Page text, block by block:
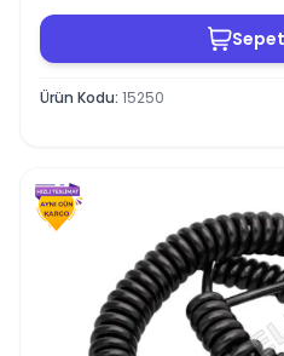
Ürün Kodu: 15250